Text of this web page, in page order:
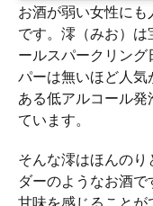
お酒が弱い女性に
です。澪（みお）
ールスパークリン
パーは無いほど人
ある低アルコール
ています。
そんな澪はほんの
ダーのようなお酒
甘味を感じることが